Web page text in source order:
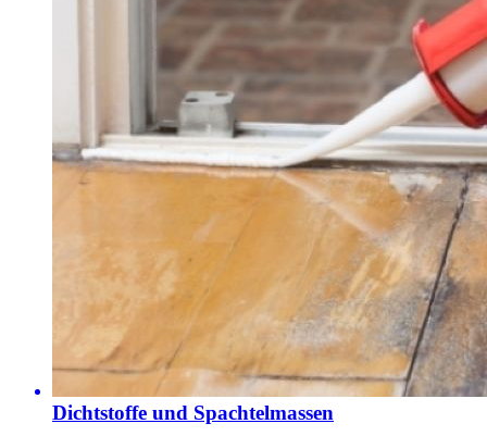
Dichtstoffe und Spachtelmassen